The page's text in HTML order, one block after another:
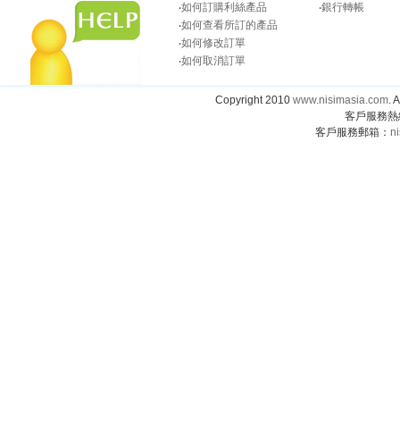
‧如何訂購利絲產品
‧如何查看所訂的產品
‧如何修改訂單
‧如何取消訂單
‧銀行轉帳
Copyright 2010 www.nisimasia.com.
客戶服務
客戶服務郵箱：